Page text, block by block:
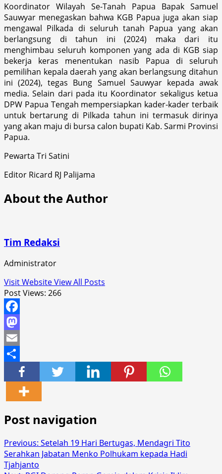
Koordinator Wilayah Se-Tanah Papua Bapak Samuel
Sauwyar menegaskan bahwa KGB Papua juga akan siap
mengawal Pilkada di seluruh tanah Papua yang akan
berlangsung di tahun ini (2024) maka dari itu
menghimbau seluruh komponen yang ada di KGB siap
bekerja keras menentukan nasib Papua di seluruh
pemilihan kepala daerah yang akan berlangsung ditahun
ini (2024), tegas Bung Samuel Sauwyar kepada awak
media. Selain dari pada itu Koordinator sekaligus ketua
DPW Papua Tengah mempersiapkan kader-kader terbaik
untuk bertarung di Pilkada tahun ini termasuk dirinya
yang akan maju di bursa calon bupati Kab. Sarmi Provinsi
Papua.
Pewarta Tri Satini
Editor Ricard RJ Palijama
About the Author
Tim Redaksi
Administrator
Visit WebsiteView All Posts
Post Views: 266
Facebook
Mastodon
Email
Share
Post navigation
Previous: Setelah 19 Hari Bertugas, Mendagri Tito
Serahkan Jabatan Menko Polhukam kepada Hadi
Tjahjanto